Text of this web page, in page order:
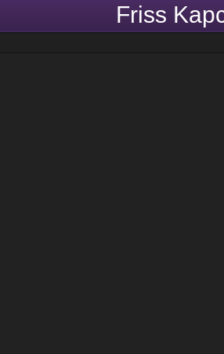
Friss